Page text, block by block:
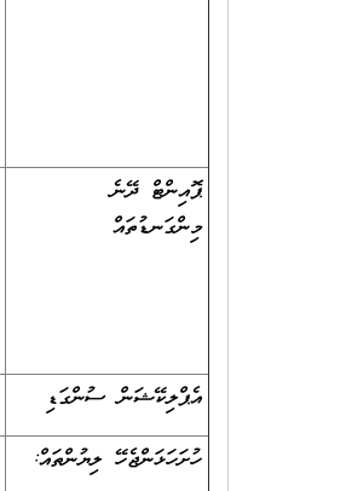
ޕޮއިންޓް ދޭނެ
މިންގަނޑުތައް
އެޕްލިކޭޝަން ސުންގަޑި
ހުށަހަޅަންޖެހޭ ލިޔުންތައް: